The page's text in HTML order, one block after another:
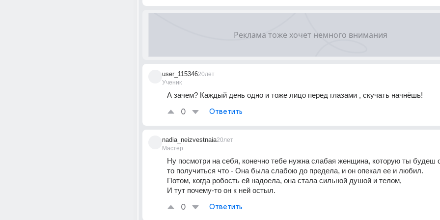
user_115346
Ученик
20лет
А зачем? Каждый день одно и тоже лицо перед глазами , скучать начнёшь!
0 Ответить
nadia_neizvestnaia
Мастер
20лет
Ну посмотри на себя, конечно тебе нужна слабая женщина, которую ты будеш
то получиться что - Она была слабою до предела, и он опекал ее и любил.
Потом, когда робость ей надоела, она стала сильной душой и телом,
И тут почему-то он к ней остыл.
0 Ответить